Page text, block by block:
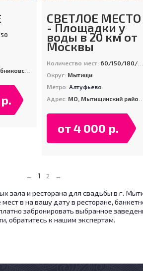
лесопарк
СВЕТЛОЕ МЕСТО
- Площадки у
воды в 20 км от
Москвы
Количество мест: 60/150/180/300
Округ: Мытищи
Метро: Алтуфьево
Адрес: МО, Мытищинский район, д. Жостово, ул. Центральная
от 4 000 р.
← 1 2 →
зала и ресторана для свадьбы в г.
в на вашу дату в ресторане,
забронировать выбранное
обратитесь к нашим экспертам.